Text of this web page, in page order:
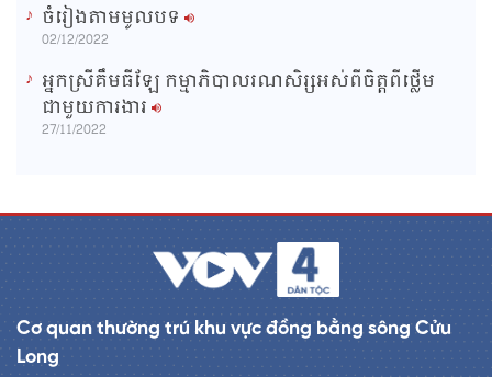
ចំរៀងតាមមូលបទ
02/12/2022
អ្នកស្រីគឹមធីឡែ កម្មាភិបាលរណសិរ្សអស់ពីចិត្តពីថ្លើម
ជាមួយការងារ
27/11/2022
Cơ quan thường trú khu vực đồng bằng sông Cửu
Long